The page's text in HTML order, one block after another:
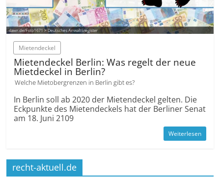
Mietendeckel
Mietendeckel Berlin: Was regelt der neue
Mietdeckel in Berlin?
Welche Mietobergrenzen in Berlin gibt es?
In Berlin soll ab 2020 der Mietendeckel gelten. Die
Eckpunkte des Mietendeckels hat der Berliner Senat
am 18. Juni 2109
Weiterlesen
recht-aktuell.de